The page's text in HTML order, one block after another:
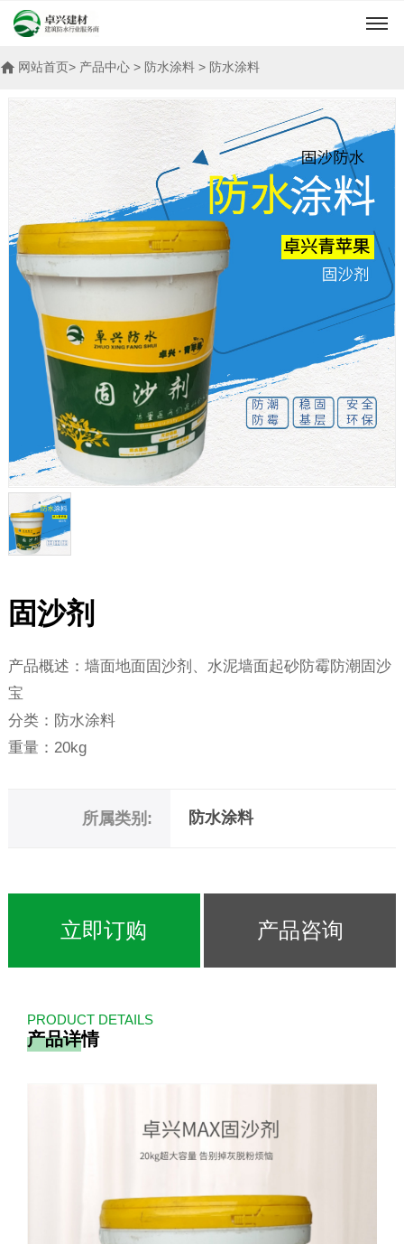
网站首页> 产品中心 > 防水涂料 > 防水涂料
固沙剂
产品概述：墙面地面固沙剂、水泥墙面起砂防霉防潮固沙
宝
分类：防水涂料
重量：20kg
所属类别: 防水涂料
立即订购 产品咨询
PRODUCT DETAILS
产品详情